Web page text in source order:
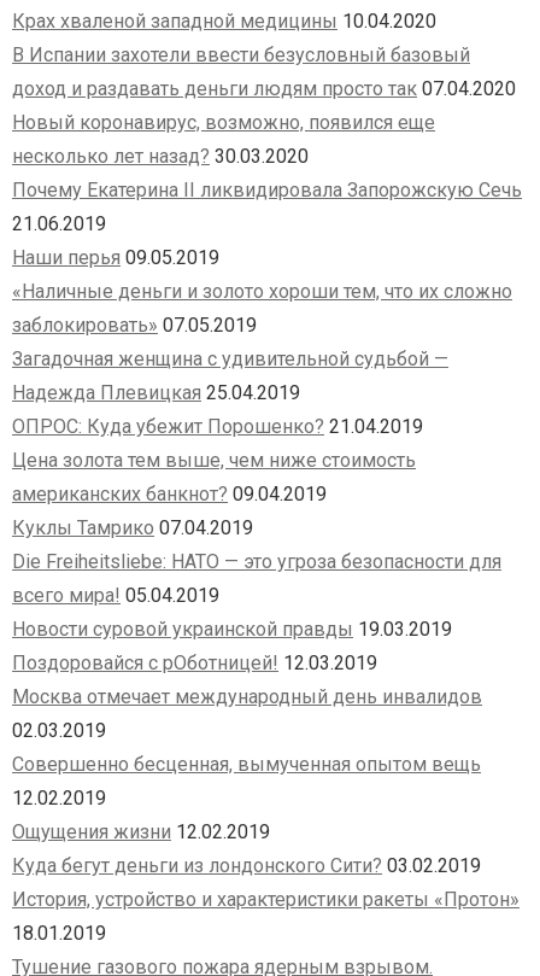
Крах хваленой западной медицины 10.04.2020
В Испании захотели ввести безусловный базовый
доход и раздавать деньги людям просто так 07.04.2020
Новый коронавирус, возможно, появился еще
несколько лет назад? 30.03.2020
Почему Екатерина II ликвидировала Запорожскую Сечь
21.06.2019
Наши перья 09.05.2019
«Наличные деньги и золото хороши тем, что их сложно
заблокировать» 07.05.2019
Загадочная женщина с удивительной судьбой —
Надежда Плевицкая 25.04.2019
ОПРОС: Куда убежит Порошенко? 21.04.2019
Цена золота тем выше, чем ниже стоимость
американских банкнот? 09.04.2019
Куклы Тамрико 07.04.2019
Die Freiheitsliebe: НАТО — это угроза безопасности для
всего мира! 05.04.2019
Новости суровой украинской правды 19.03.2019
Поздоровайся с рОботницей! 12.03.2019
Москва отмечает международный день инвалидов
02.03.2019
Совершенно бесценная, вымученная опытом вещь
12.02.2019
Ощущения жизни 12.02.2019
Куда бегут деньги из лондонского Сити? 03.02.2019
История, устройство и характеристики ракеты «Протон»
18.01.2019
Тушение газового пожара ядерным взрывом.